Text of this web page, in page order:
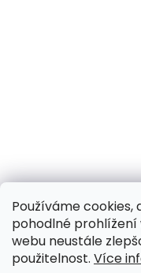
Používáme cookies,
pohodlné prohlížení
webu neustále
použitelnost. Více